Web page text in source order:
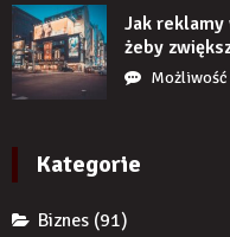
Jak
żeby
Kategorie
Biznes (91)